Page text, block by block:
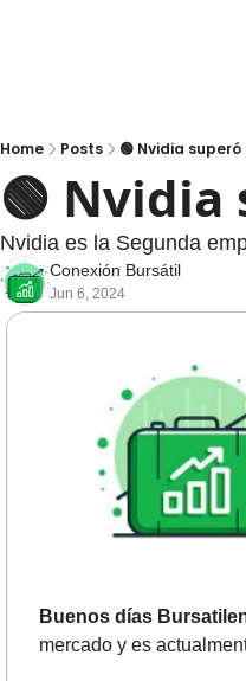
Home Posts 🟢 Nvidia
🟢 Nvidia
Nvidia es la Segunda
Conexión Bursátil
Jun 6, 2024
Buenos días
mercado y es